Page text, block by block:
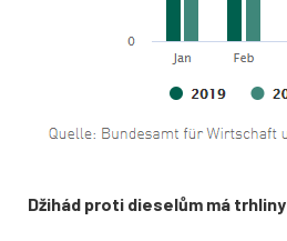
Džihád proti dieselům má trhliny